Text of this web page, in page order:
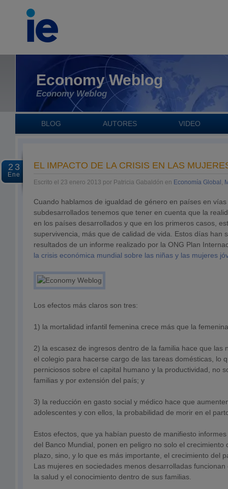
Economy Weblog
Economy Weblog
BLOG AUTORES VIDEO
23
Ene
EL IMPACTO DE LA CRISIS EN LAS
Escrito el 23 enero 2013 por Patricia Gabaldón en Economía Global ,
Cuando hablamos de igualdad de género en países en
subdesarrollados tenemos que tener en cuenta que la
en los países desarrollados y que en los primeros casos,
supervivencia, más que de calidad de vida. Estos días han
resultados de un informe realizado por la ONG Plan
la crisis económica mundial sobre las niñas y las mujeres
Los efectos más claros son tres:
1) la mortalidad infantil femenina crece más que la
2) la escasez de ingresos dentro de la familia hace que las
el colegio para hacerse cargo de las tareas domésticas, lo
perniciosos sobre el capital humano y la productividad, no
familias y por extensión del país; y
3) la reducción en gasto social y médico hace que
adolescentes y con ellos, la probabilidad de morir en el
Estos efectos, que ya habían puesto de manifiesto
del Banco Mundial, ponen en peligro no solo el crecimiento
plazo, sino, y lo que es más importante, el crecimiento del
Las mujeres en sociedades menos desarrolladas
la salud y el conocimiento dentro de sus familias.